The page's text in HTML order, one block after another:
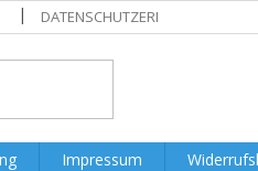
DATENSCHUTZERKLÄRUNG
Impressum